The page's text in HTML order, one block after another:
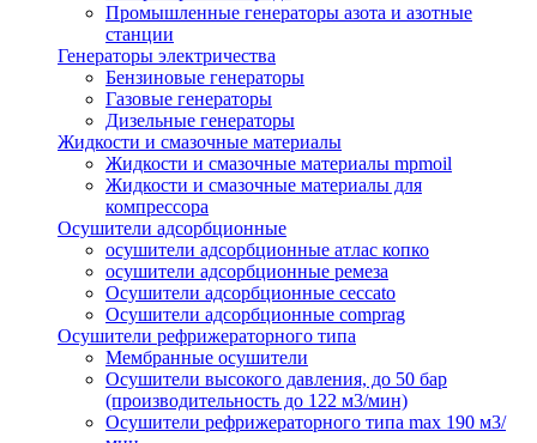
Промышленные генераторы азота и азотные
станции
Генераторы электричества
Бензиновые генераторы
Газовые генераторы
Дизельные генераторы
Жидкости и смазочные материалы
Жидкости и смазочные материалы mpmoil
Жидкости и смазочные материалы для
компрессора
Осушители адсорбционные
осушители адсорбционные атлас копко
осушители адсорбционные ремеза
Осушители адсорбционные ceccato
Осушители адсорбционные comprag
Осушители рефрижераторного типа
Мембранные осушители
Осушители высокого давления, до 50 бар
(производительность до 122 м3/мин)
Осушители рефрижераторного типа max 190 м3/